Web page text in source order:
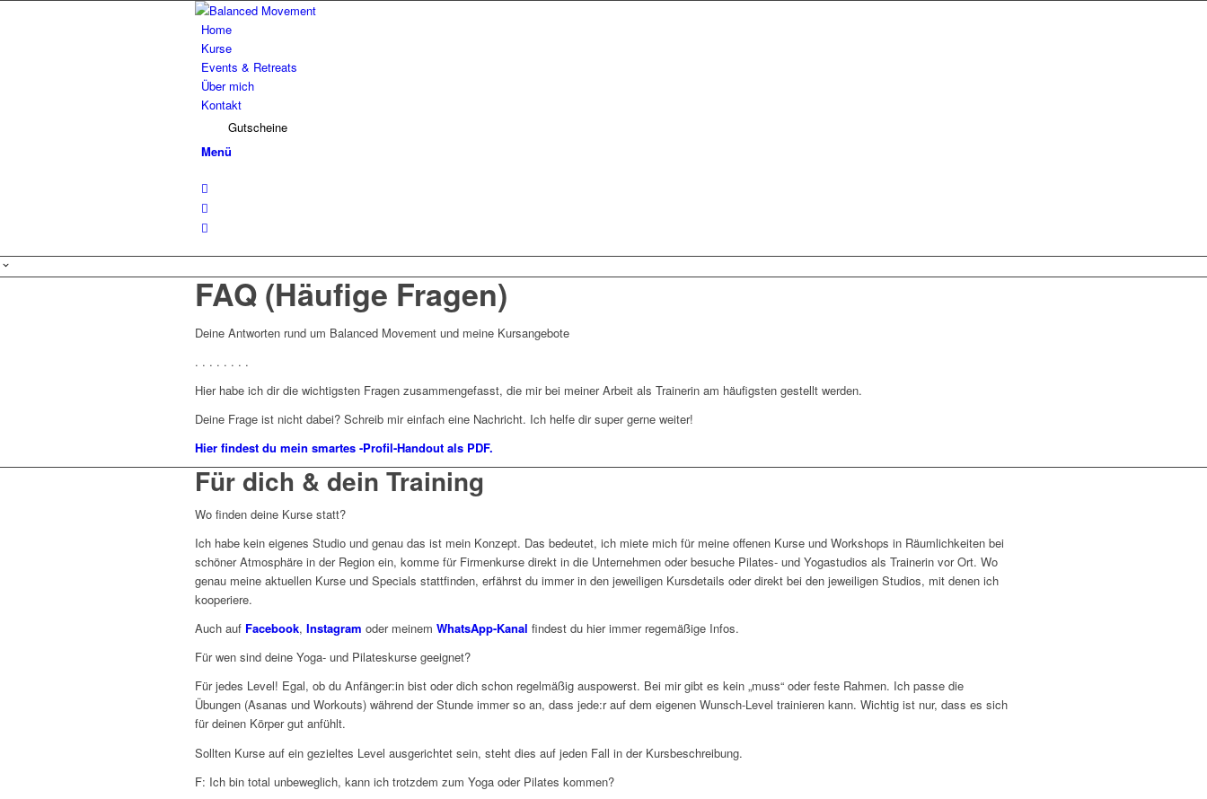
Home
Kurse
Events & Retreats
Über mich
Kontakt
Gutscheine
Menü
FAQ (Häufige Fragen)
Deine Antworten rund um Balanced Movement und meine Kursangebote
. . . . . . . .
Hier habe ich dir die wichtigsten Fragen zusammengefasst, die mir bei meiner Arbeit als Trainerin am häufigsten gestellt werden.
Deine Frage ist nicht dabei? Schreib mir einfach eine Nachricht. Ich helfe dir super gerne weiter!
Hier findest du mein smartes -Profil-Handout als PDF.
Für dich & dein Training
Wo finden deine Kurse statt?
Ich habe kein eigenes Studio und genau das ist mein Konzept. Das bedeutet, ich miete mich für meine offenen Kurse und Workshops in Räumlichkeiten bei
schöner Atmosphäre in der Region ein, komme für Firmenkurse direkt in die Unternehmen oder besuche Pilates- und Yogastudios als Trainerin vor Ort. Wo
genau meine aktuellen Kurse und Specials stattfinden, erfährst du immer in den jeweiligen Kursdetails oder direkt bei den jeweiligen Studios, mit denen ich
kooperiere.
Auch auf Facebook, Instagram oder meinem WhatsApp-Kanal findest du hier immer regemäßige Infos.
Für wen sind deine Yoga- und Pilateskurse geeignet?
Für jedes Level! Egal, ob du Anfänger:in bist oder dich schon regelmäßig auspowerst. Bei mir gibt es kein „muss“ oder feste Rahmen. Ich passe die
Übungen (Asanas und Workouts) während der Stunde immer so an, dass jede:r auf dem eigenen Wunsch-Level trainieren kann. Wichtig ist nur, dass es sich
für deinen Körper gut anfühlt.
Sollten Kurse auf ein gezieltes Level ausgerichtet sein, steht dies auf jeden Fall in der Kursbeschreibung.
F: Ich bin total unbeweglich, kann ich trotzdem zum Yoga oder Pilates kommen?